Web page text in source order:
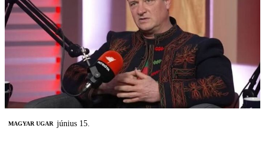
MAGYAR UGAR június 15.